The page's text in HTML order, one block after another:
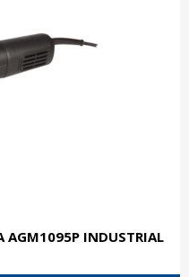
AGM1095P INDUSTRIAL